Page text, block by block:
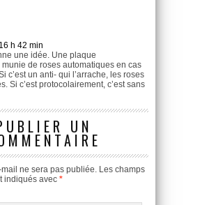
h 42 min
une idée. Une plaque
de roses automatiques en cas
c’est un anti- qui l’arrache, les roses
Si c’est protocolairement, c’est sans
UN
ne sera pas publiée. Les champs
indiqués avec *